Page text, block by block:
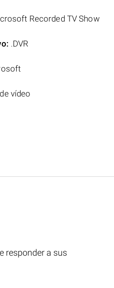
Recorded TV Show
.DVR
vídeo
responder a sus